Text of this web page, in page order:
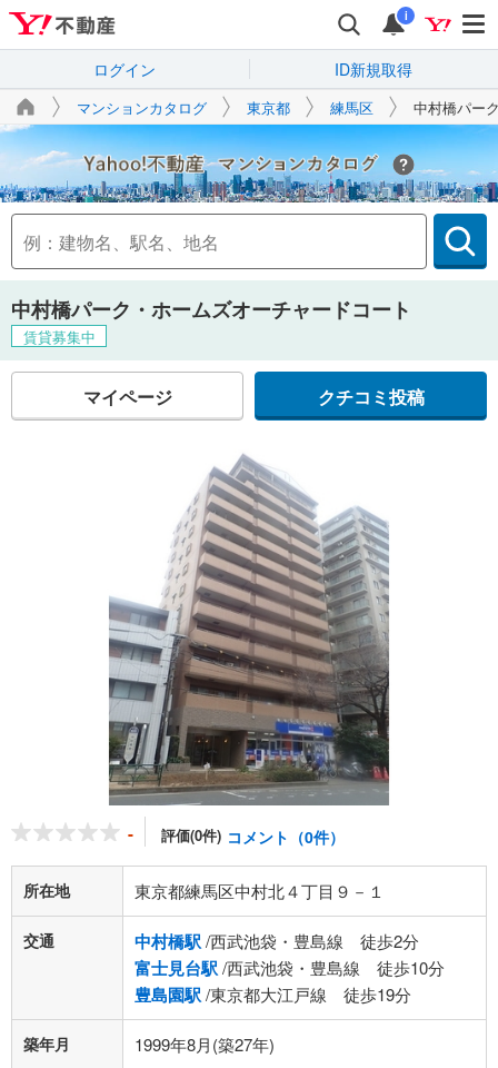
i
ログイン ID新規取得
マンションカタログ 東京都 練馬区 中村橋パー
Yahoo!不動産
中村橋パーク・ホームズオーチャードコート
賃貸募集中
マイページ クチコミ投稿
- 評価(0件) コメント（0件）
所在地 東京都練馬区中村北４丁目９－１
交通 中村橋駅/西武池袋・豊島線 徒歩2分
富士見台駅/西武池袋・豊島線 徒歩10分
豊島園駅/東京都大江戸線 徒歩19分
築年月 1999年8月(築27年)